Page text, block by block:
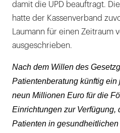
damit die UPD beauftragt.
hatte der Kassenverband
Laumann für einen Zeitraum
ausgeschrieben.
Nach dem Willen des
Patientenberatung künftig
neun Millionen Euro für die
Einrichtungen zur Verfügung,
Patienten in gesundheitlichen